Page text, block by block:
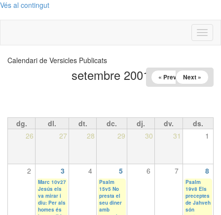
Vés al contingut
Calendari de Versicles Publicats
setembre 2001 « Prev Next »
dg. dl. dt. dc. dj. dv.
ds.
26
27 28 29 30 31 1
2 3 4 5 6 7 8
Marc 10v27
Jesús els
va mirar i
diu: Per als
homes és
Psalm
15v5 No
presta el
seu diner
amb
Psalm
19v8 Els
preceptes
de Jahveh
són